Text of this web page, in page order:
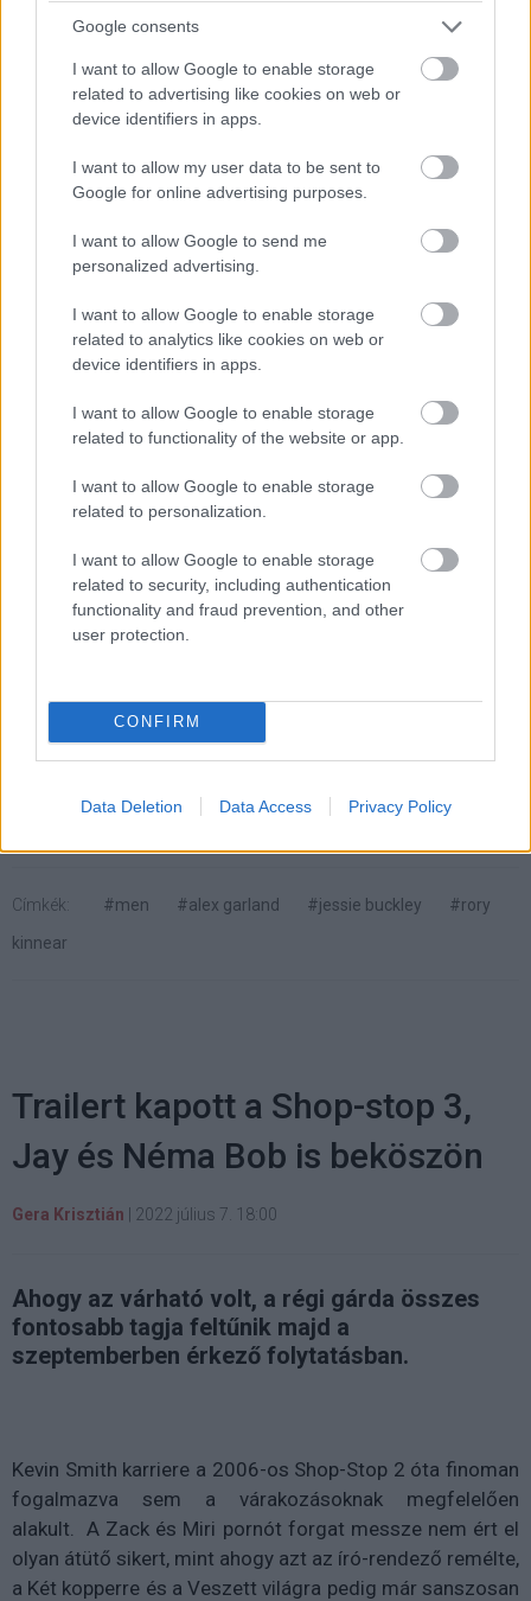
Google consents
I want to allow Google to enable storage
related to advertising like cookies on web or
device identifiers in apps.
I want to allow my user data to be sent to
Google for online advertising purposes.
I want to allow Google to send me
personalized advertising.
I want to allow Google to enable storage
related to analytics like cookies on web or
device identifiers in apps.
I want to allow Google to enable storage
related to functionality of the website or app.
I want to allow Google to enable storage
related to personalization.
I want to allow Google to enable storage
related to security, including authentication
functionality and fraud prevention, and other
user protection.
CONFIRM
Data Deletion Data Access Privacy Policy
Értékelési szempontjaink
Kinek Ajánljuk
Aki szereti a többrétegű filmeket
Aki nem bánja, ha egy film gondolkodóba ejti
Aki kedveli a nyomasztó élményeket
Kinek Nem
Akit zavar ha egy film hajlamos "művészieskedni"
választ
Címkék: #men #alex garland #jessie buckley
#rory
kinnear
Trailert kapott a Shop-stop 3,
Jay és Néma Bob is beköszön
Gera Krisztián 2022 július 7. 18:00
Ahogy az várható volt, a régi gárda összes
fontosabb tagja feltűnik majd a
szeptemberben érkező folytatásban.
Kevin Smith karriere a 2006-os Shop-Stop 2 óta finoman
fogalmazva sem a várakozásoknak megfelelően
alakult.A Zack és Miri pornót forgat messze nem ért el
olyan átütő sikert, mint ahogy azt az író-rendező remélte,
a Két kopperre és a Veszett világra pedig már sanszosan